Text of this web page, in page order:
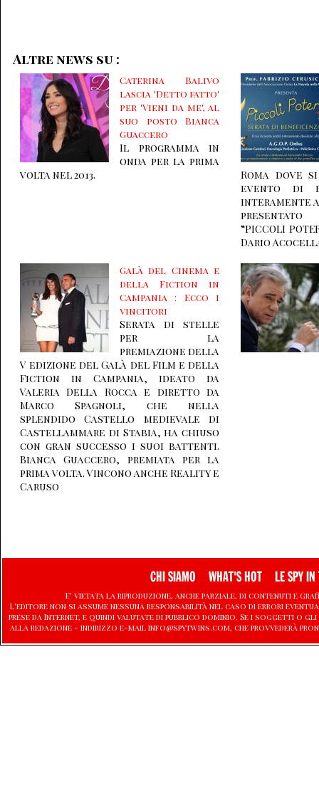
Altre news su :
Caterina Balivo
lascia 'Detto fatto'
per 'Vieni da me', al
suo posto Bianca
Guaccero
Il programma in
onda per la prima
volta nel 2013.
Roma dove
evento di
interamente
“PICCOLI
Dario
Galà del Cinema e
della Fiction in
Campania : Ecco i
vincitori
Serata di stelle
per la
premiazione della
V edizione del Galà del Film e della
Fiction in Campania, ideato da
Valeria Della Rocca e diretto da
Marco Spagnoli, che nella
splendido Castello medievale di
Castellammare di Stabia, ha chiuso
con gran successo i suoi battenti.
Bianca Guaccero, premiata per la
prima volta. Vincono anche Reality e
Caruso
CHI SIAMO WHAT'S HOT LE SPY IN
E' vietata la riproduzione, anche parziale, di contenuti e
L'editore non si assume nessuna responsabilità nel caso di errori
prese da Internet, e quindi valutate di pubblico dominio. Se i soggetti
alla redazione - indirizzo e-mail info@spytwins.com, che provvederà